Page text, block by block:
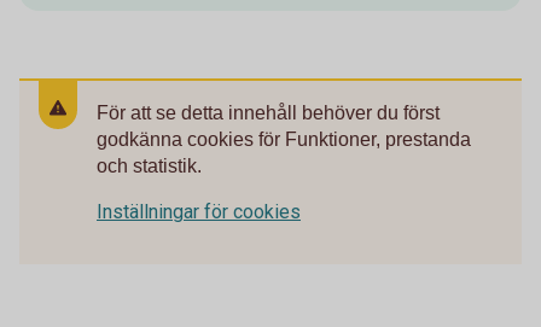
För att se detta innehåll behöver du först
godkänna cookies för Funktioner, prestanda
och statistik.
Inställningar för cookies